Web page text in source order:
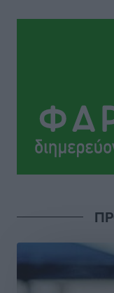
Τουρισμός:
Ειδήσεις• πριν 4
Έφυγε από τη
Αποκαλυπτήρια